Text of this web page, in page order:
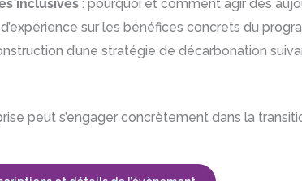
inclusives : pourquoi et comment agir dès
sur les bénéfices concrets du
d’une stratégie de décarbonation
peut s’engager concrètement dans la